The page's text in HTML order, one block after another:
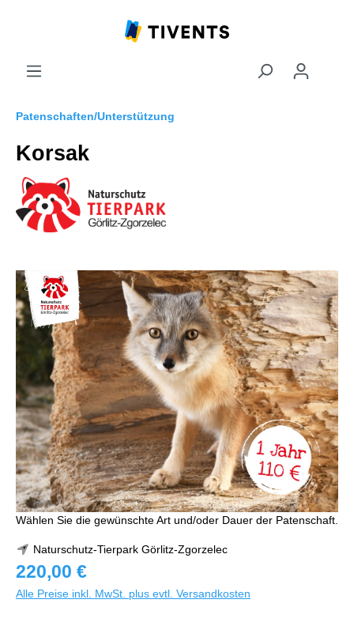
Patenschaften/Unterstützung
Korsak
Wählen Sie die gewünschte Art und/oder Dauer der Patenschaft.
Naturschutz-Tierpark Görlitz-Zgorzelec
220,00 €
Alle Preise inkl. MwSt. plus evtl. Versandkosten